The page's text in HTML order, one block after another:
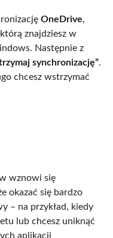
OneDrive,
znajdziesz w
Następnie z
synchronizację”.
chcesz wstrzymać
wznowi się
okazać się bardzo
– na przykład, kiedy
lub chcesz uniknąć
aplikacji